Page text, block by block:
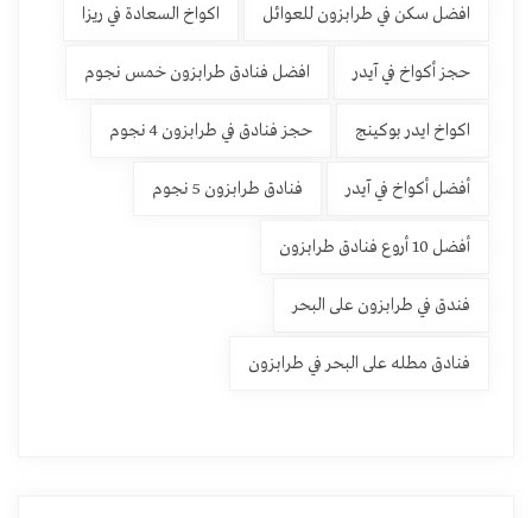
افضل سكن في طرابزون للعوائل اكواخ السعادة في ريزا
حجز أكواخ في آيدر افضل فنادق طرابزون خمس نجوم
اكواخ ايدر بوكينج حجز فنادق في طرابزون 4 نجوم
أفضل أكواخ في آيدر فنادق طرابزون 5 نجوم
أفضل 10 أروع فنادق طرابزون
فندق في طرابزون على البحر
فنادق مطله على البحر في طرابزون